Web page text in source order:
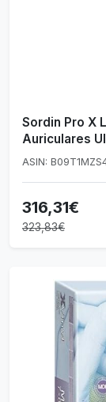
Sordin Pro X
Auriculares
Protección
ASIN:
316,31€
323,83€